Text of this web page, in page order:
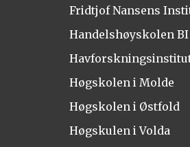
Fridtjof Nansens
Handelshøyskolen BI
Høgskolen i Molde
Høgskolen i Østfold
Høgskulen i Volda